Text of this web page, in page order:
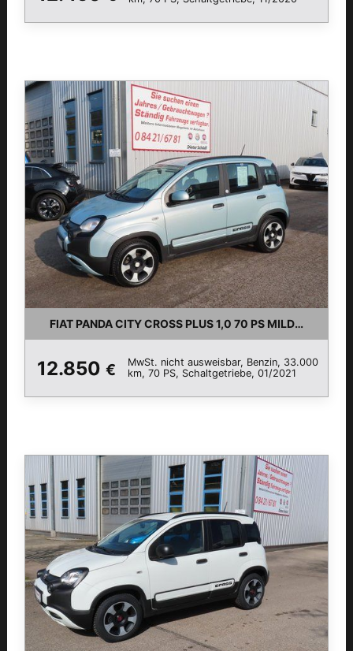
FIAT PANDA CITY CROSS PLUS 1,0 70 PS MILDHYBRID
12.850 €
MwSt. nicht ausweisbar, Benzin, 33.000
km, 70 PS, Schaltgetriebe, 01/2021